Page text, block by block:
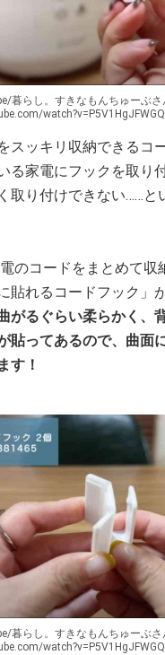
暮らし。すきなもんちゅーぶさ
スッキリ収納できるコ
る家電にフックを取り
取り付けできない……と
のコードをまとめて収
貼れるコードフック」
がるぐらい柔らかく、
貼ってあるので、曲面
す！
暮らし。すきなもんちゅーぶさ